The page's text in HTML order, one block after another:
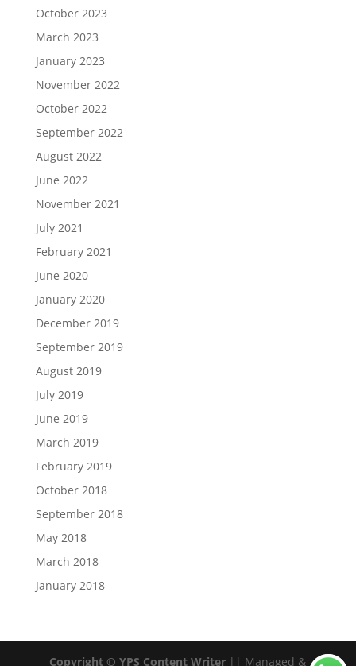
October 2023
March 2023
January 2023
November 2022
October 2022
September 2022
August 2022
June 2022
November 2021
July 2021
February 2021
June 2020
January 2020
December 2019
September 2019
August 2019
July 2019
June 2019
March 2019
February 2019
October 2018
September 2018
May 2018
March 2018
January 2018
Copyright © YPS Content Writer || Managed &